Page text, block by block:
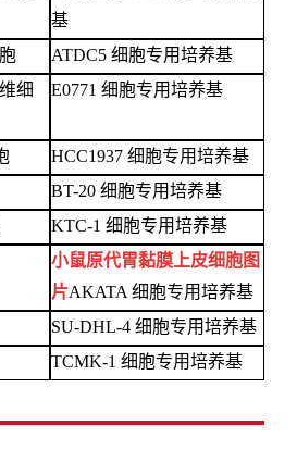
基
ATDC5 细胞专用培养基
细
E0771 细胞专用培养基
HCC1937 细胞专用培养基
BT-20 细胞专用培养基
KTC-1 细胞专用培养基
小鼠原代胃黏膜上皮细胞图
片AKATA 细胞专用培养基
SU-DHL-4 细胞专用培养基
TCMK-1 细胞专用培养基